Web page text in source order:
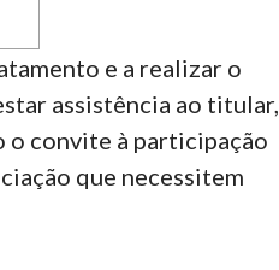
e a realizar o
assistência ao titular,
o convite à participação
que necessitem